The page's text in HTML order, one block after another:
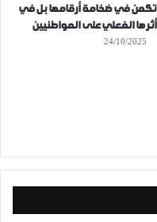
تكمن في ضخامة أرقامها بل في
أثرها الفعلي على المواطنيين
24/10/2025